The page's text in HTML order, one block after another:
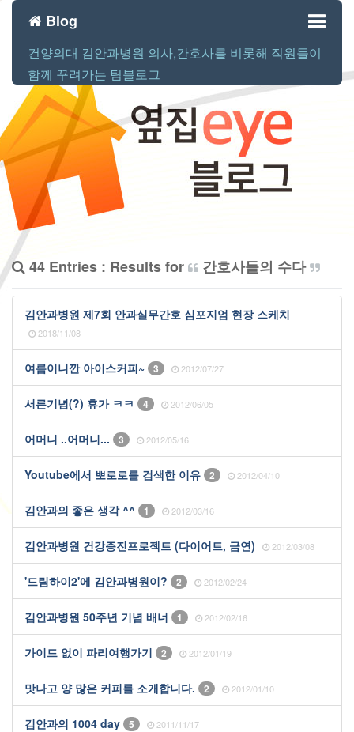
Toggle
Blog
건양의대 김안과병원 의사,간호사를 비롯해 직원들이
함께 꾸려가는 팀블로그
44 Entries : Results for 간호사들의 수다
김안과병원 제7회 안과실무간호 심포지엄 현장 스케치
2018/11/08
여름이니깐 아이스커피~ 3 2012/07/27
서른기념(?) 휴가 ㅋㅋ 4 2012/06/05
어머니 ..어머니... 3 2012/05/16
Youtube에서 뽀로로를 검색한 이유 2 2012/04/10
김안과의 좋은 생각 ^^ 1 2012/03/16
김안과병원 건강증진프로젝트 (다이어트, 금연) 2012/03/08
'드림하이2'에 김안과병원이? 2 2012/02/24
김안과병원 50주년 기념 배너 1 2012/02/16
가이드 없이 파리여행가기 2 2012/01/19
맛나고 양 많은 커피를 소개합니다. 2 2012/01/10
김안과의 1004 day 5 2011/11/17